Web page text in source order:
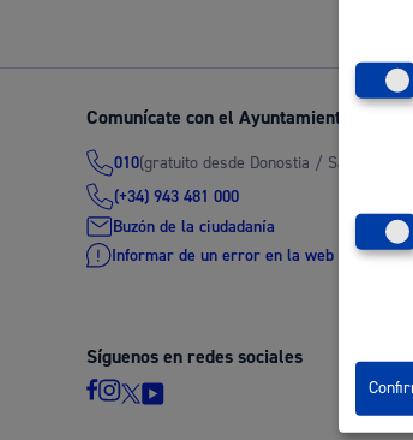
Seguridad ciudadana y
Salud Pública, animales y
Comunícate con el Ayuntamiento de
010(gratuito desde Donostia / San
(+34) 943 481 000
Buzón de la ciudadanía
Informar de un error en la web
Síguenos en redes sociales